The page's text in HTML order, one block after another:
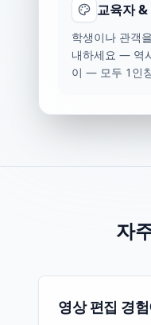
교육자
학생이나 관객
내하세요 — 역
이 — 모두 1인
자
영상 편집 경